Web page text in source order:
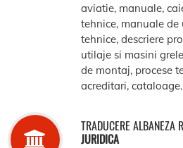
aviatie, manuale,
tehnice, manuale
tehnice, descriere
utilaje si masini
de montaj, procese
acreditari, cataloage.
TRADUCERE ALBANEZA
JURIDICA